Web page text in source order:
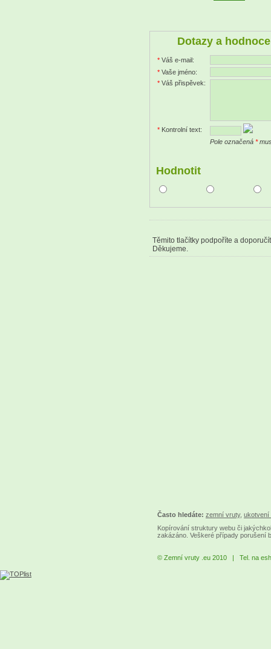
Dotazy a
* Váš e-mail:
* Vaše jméno:
* Váš přispěvek:
* Kontrolní text:
Pole označená *
Hodnotit
Těmito tlačítky podpoříte a
Děkujeme.
Často hledáte: zemní vruty, ukotvení
Kopírování struktury webu či
zakázáno. Veškeré případy porušení
© Zemní vruty .eu 2010 | Tel. na